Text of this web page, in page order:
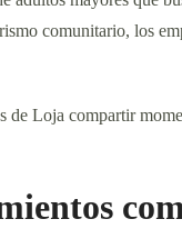
comunitario, los
Loja compartir